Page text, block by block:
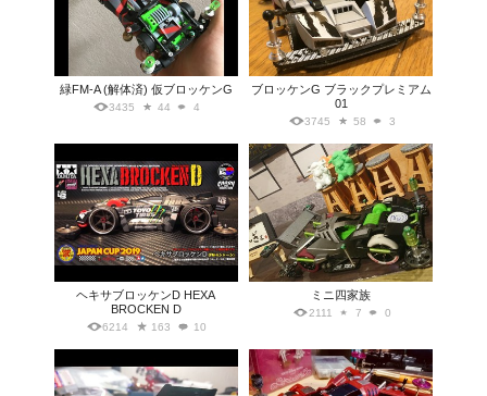
緑FM-A (解体済) 仮ブロッケンG
3435 44 4
ブロッケンG ブラックプレミアム
01
3745 58 3
ヘキサブロッケンD HEXA
BROCKEN D
6214 163 10
ミニ四家族
2111 7 0